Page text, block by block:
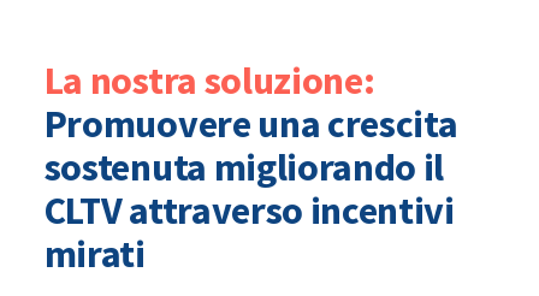
La nostra soluzione:
Promuovere una crescita
sostenuta migliorando il
CLTV attraverso incentivi
mirati